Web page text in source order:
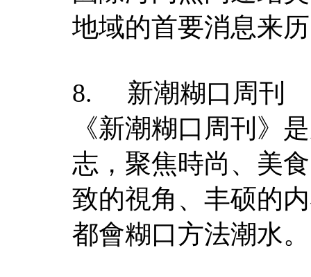
地域的首要消息来
8. 新潮糊口周刊
《新潮糊口周刊》
志，聚焦時尚、美
致的視角、丰硕的
都會糊口方法潮水。